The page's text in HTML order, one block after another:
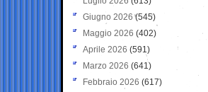
Giugno 2026 (545)
Maggio 2026 (402)
Aprile 2026 (591)
Marzo 2026 (641)
Febbraio 2026 (617)